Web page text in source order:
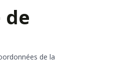
de
de la